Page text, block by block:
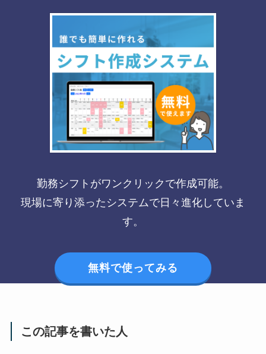
勤務シフトがワンクリックで作成可能。
現場に寄り添ったシステムで日々進化していま
す。
無料で使ってみる
この記事を書いた人